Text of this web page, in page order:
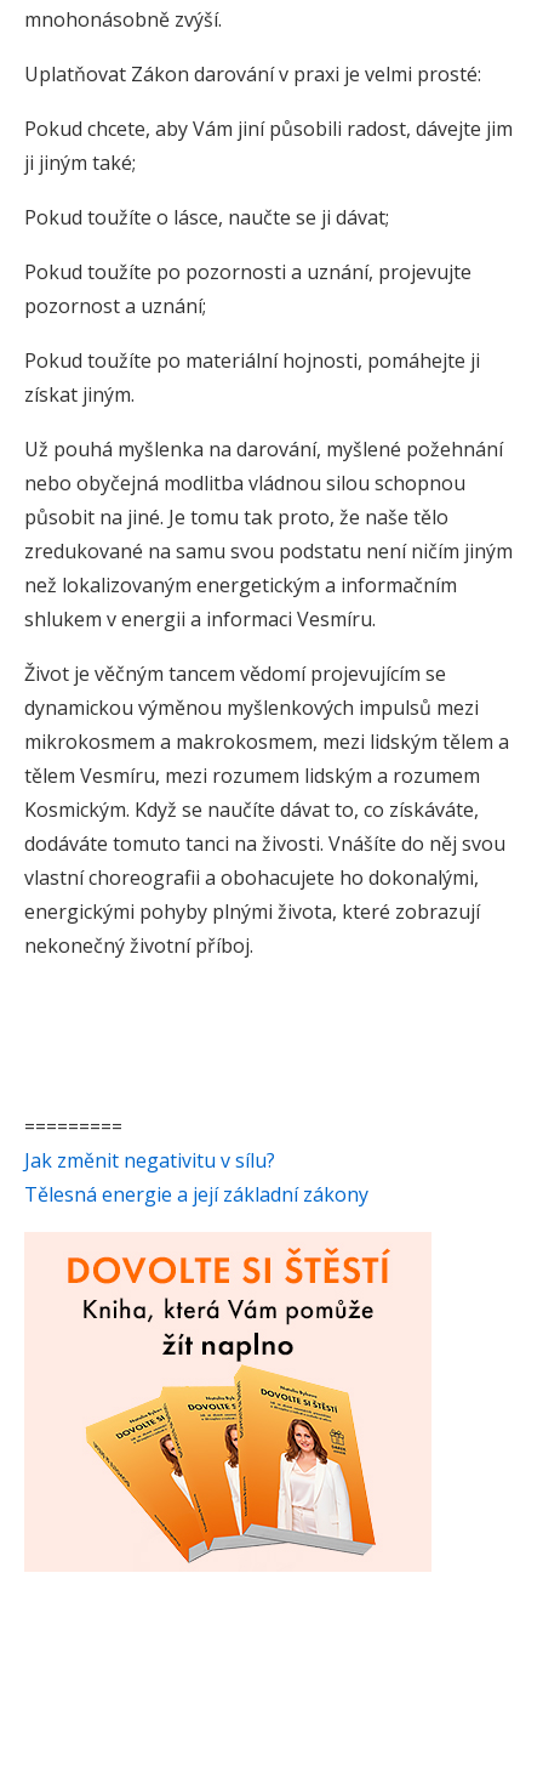
mnohonásobně zvýší.
Uplatňovat Zákon darování v praxi je velmi prosté:
Pokud chcete, aby Vám jiní působili radost, dávejte jim
ji jiným také;
Pokud toužíte o lásce, naučte se ji dávat;
Pokud toužíte po pozornosti a uznání, projevujte
pozornost a uznání;
Pokud toužíte po materiální hojnosti, pomáhejte ji
získat jiným.
Už pouhá myšlenka na darování, myšlené požehnání
nebo obyčejná modlitba vládnou silou schopnou
působit na jiné. Je tomu tak proto, že naše tělo
zredukované na samu svou podstatu není ničím jiným
než lokalizovaným energetickým a informačním
shlukem v energii a informaci Vesmíru.
Život je věčným tancem vědomí projevujícím se
dynamickou výměnou myšlenkových impulsů mezi
mikrokosmem a makrokosmem, mezi lidským tělem a
tělem Vesmíru, mezi rozumem lidským a rozumem
Kosmickým. Když se naučíte dávat to, co získáváte,
dodáváte tomuto tanci na živosti. Vnášíte do něj svou
vlastní choreografii a obohacujete ho dokonalými,
energickými pohyby plnými života, které zobrazují
nekonečný životní příboj.
=========
Jak změnit negativitu v sílu?
Tělesná energie a její základní zákony